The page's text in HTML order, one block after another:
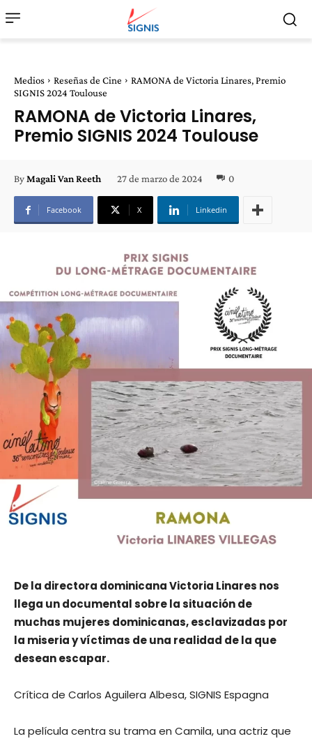
Medios Reseñas de Cine
RAMONA de Victoria Linares, Premio
SIGNIS 2024 Toulouse
RAMONA de Victoria Linares,
Premio SIGNIS 2024 Toulouse
ByMagali Van Reeth 27 de marzo de 2024 0
Facebook X Linkedin
De la directora dominicana Victoria Linares nos
llega un documental sobre la situación de
muchas mujeres dominicanas, esclavizadas por
la miseria y víctimas de una realidad de la que
desean escapar.
Crítica de Carlos Aguilera Albesa, SIGNIS Espagna
La película centra su trama en Camila, una actriz que